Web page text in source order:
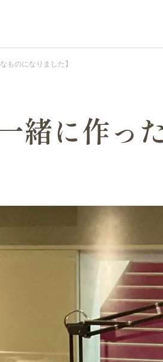
ものになりました】
緒に作っ